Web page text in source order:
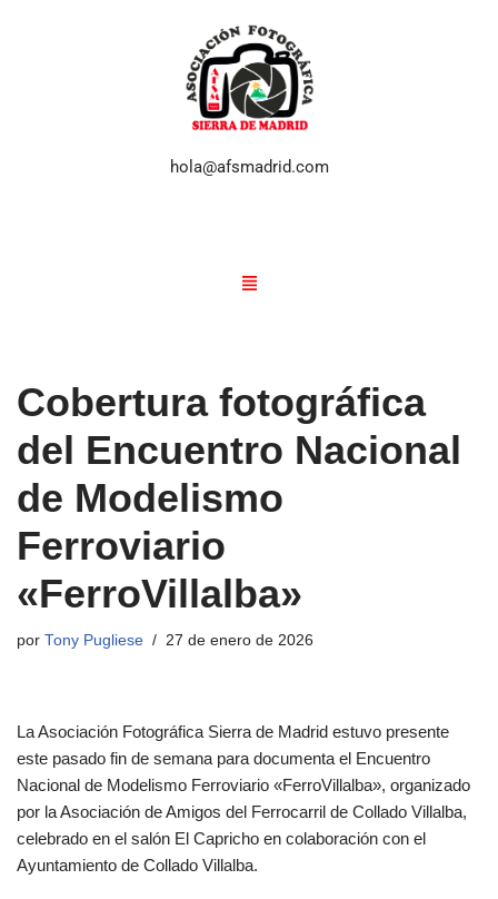
hola@afsmadrid.com
Cobertura fotográfica
del Encuentro Nacional
de Modelismo
Ferroviario
«FerroVillalba»
por Tony Pugliese 27 de enero de 2026
La Asociación Fotográfica Sierra de Madrid estuvo presente
este pasado fin de semana para documenta el Encuentro
Nacional de Modelismo Ferroviario «FerroVillalba», organizado
por la Asociación de Amigos del Ferrocarril de Collado Villalba,
celebrado en el salón El Capricho en colaboración con el
Ayuntamiento de Collado Villalba.